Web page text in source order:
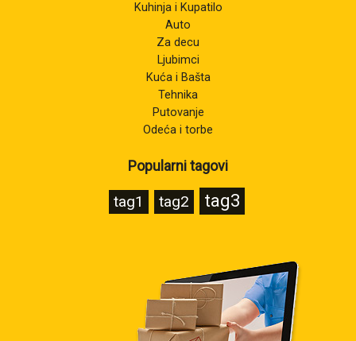
Kuhinja i Kupatilo
Auto
Za decu
Ljubimci
Kuća i Bašta
Tehnika
Putovanje
Odeća i torbe
Popularni tagovi
tag1 tag2 tag3